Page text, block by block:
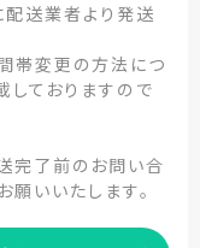
送業者より発送
帯変更の方法につ
しておりますので
完了前のお問い合
いいたします。